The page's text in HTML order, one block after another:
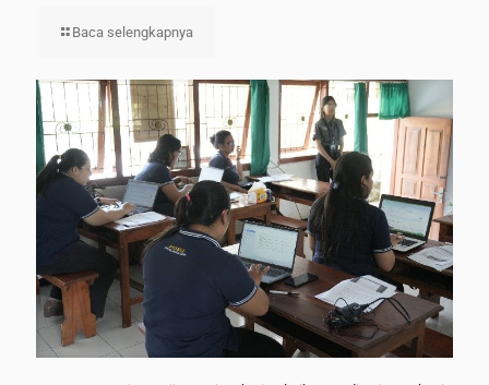
Baca selengkapnya